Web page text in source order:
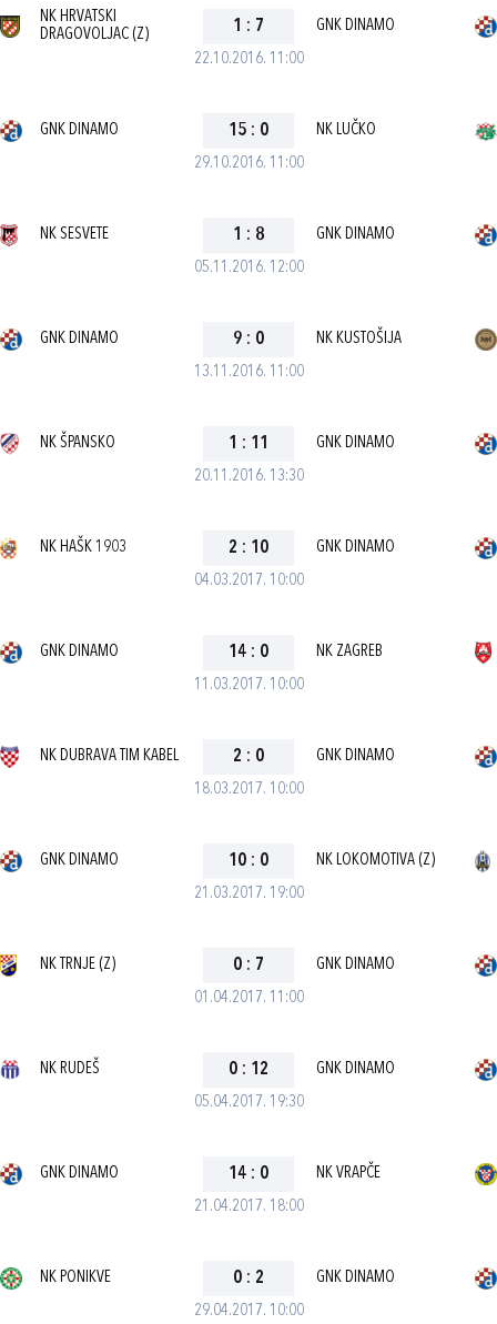
22.10.2016. 11:00
NK HRVATSKI
DRAGOVOLJAC (Z)
1 : 7 GNK DINAMO
29.10.2016. 11:00
GNK DINAMO 15 : 0 NK LUČKO
05.11.2016. 12:00
NK SESVETE 1 : 8 GNK DINAMO
13.11.2016. 11:00
GNK DINAMO 9 : 0 NK KUSTOŠIJA
20.11.2016. 13:30
NK ŠPANSKO 1 : 11 GNK DINAMO
04.03.2017. 10:00
NK HAŠK 1903 2 : 10 GNK DINAMO
11.03.2017. 10:00
GNK DINAMO 14 : 0 NK ZAGREB
18.03.2017. 10:00
NK DUBRAVA TIM KABEL 2 : 0 GNK DINAMO
21.03.2017. 19:00
GNK DINAMO 10 : 0 NK LOKOMOTIVA (Z)
01.04.2017. 11:00
NK TRNJE (Z) 0 : 7 GNK DINAMO
05.04.2017. 19:30
NK RUDEŠ 0 : 12 GNK DINAMO
21.04.2017. 18:00
GNK DINAMO 14 : 0 NK VRAPČE
29.04.2017. 10:00
NK PONIKVE 0 : 2 GNK DINAMO